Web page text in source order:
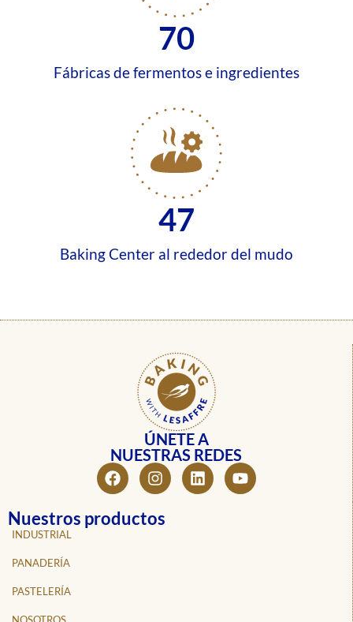
Fábricas de fermentos e ingredientes
70
Baking Center al rededor del mudo
47
ÚNETE A
NUESTRAS REDES
Nuestros productos
INDUSTRIAL
PANADERÍA
PASTELERÍA